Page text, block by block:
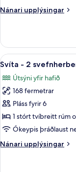
tvíbreitt
svefnsófa
-
vísar
að
sjó
Nánari upplýsingar
Nánari
-
stórt
rúm
með
svefnsófa
-
vísar
að
sjó
Skoða
allar
myndir
fyrir
Svíta
-
2
(Penthouse)
17
Svíta - 2
Útsýni yfir hafið
168 fermetrar
Pláss fyrir 6
1 stórt tvíbreitt rúm
Ókeypis þráðlaust
Nánari upplýsingar
Nánari